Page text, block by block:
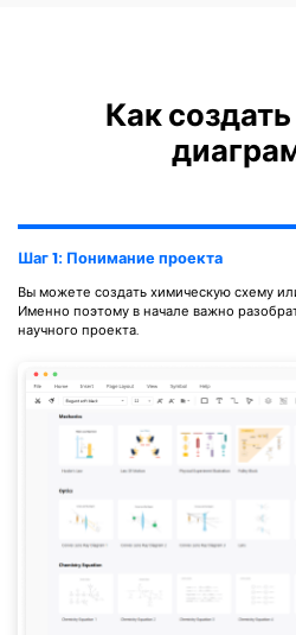
Как
Шаг 1: Понимание проекта
Вы можете создать химическую схему
Именно поэтому в начале важно
научного проекта.